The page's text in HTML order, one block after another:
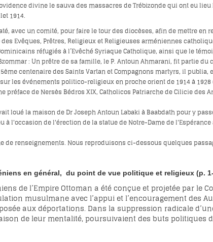
divine le sauva des massacres de Trébizonde qui ont eu
1914.
avec un comité, pour faire le tour des diocèses, afin de mettre
Evêques, Prêtres, Religieux et Religieuses arméniennes
réfugiés à l’Evêché Syriaque Catholique, ainsi que le
: Un prêtre de sa famille, le P. Antoun Ahmarani, fit partie
centenaire des Saints Vartan et Compagnons martyrs, il
les événements politico-religieux en proche orient de 1914 à
préface de Nersès Bédros XIX, Catholicos Patriarche de Cilicie des
loué la maison de Dr Joseph Antoun Labaki à Baabdath pour y
l'occasion de l'érection de la statue de Notre-Dame de l'Espérance
de renseignements. Nous reproduisons ci-dessous quelques
en général, du point de vue politique et religieux (p.
de l’Empire Ottoman a été conçue et projetée par le
musulmane avec l’appui et l’encouragement des
aux déportations. Dans la suppression radicale
de leur mentalité, poursuivaient des buts politiques